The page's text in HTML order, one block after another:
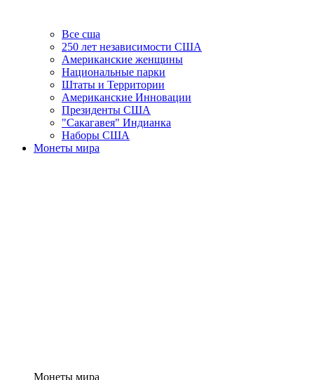
Все сша
250 лет независимости США
Американские женщины
Национальные парки
Штаты и Территории
Американские Инновации
Президенты США
"Сакагавея" Индианка
Наборы США
Монеты мира
Монеты мира